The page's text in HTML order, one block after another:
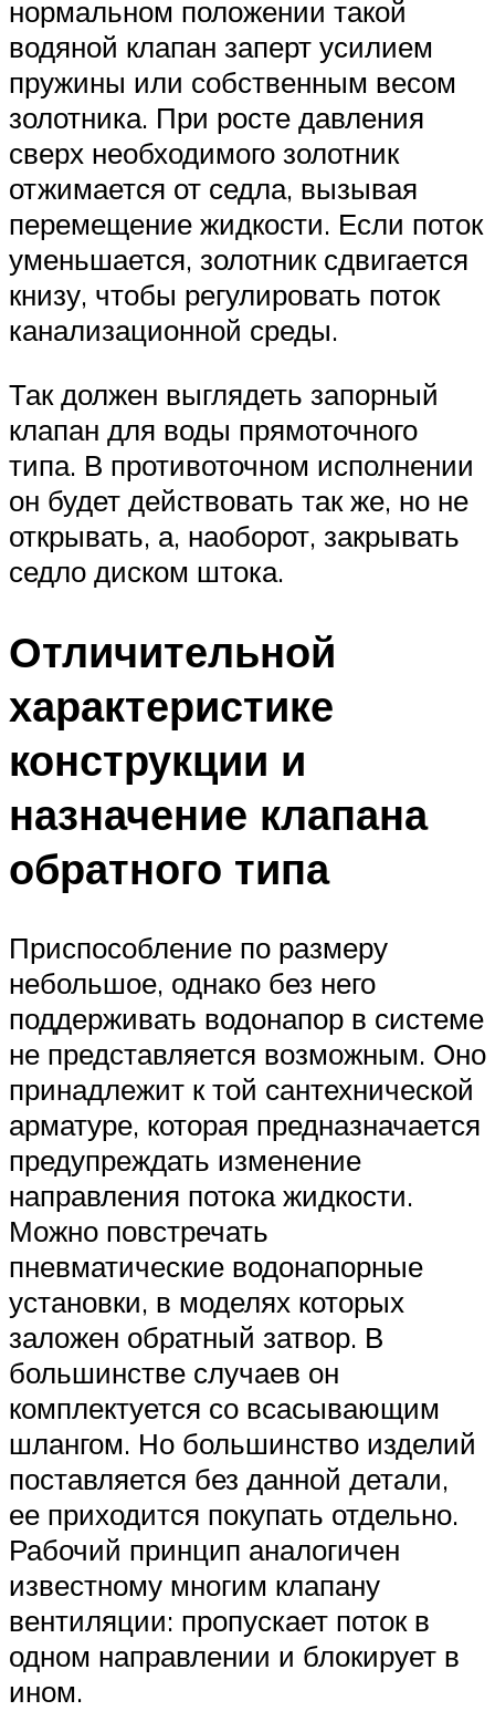
нормальном положении такой
водяной клапан заперт усилием
пружины или собственным весом
золотника. При росте давления
сверх необходимого золотник
отжимается от седла, вызывая
перемещение жидкости. Если поток
уменьшается, золотник сдвигается
книзу, чтобы регулировать поток
канализационной среды.
Так должен выглядеть запорный
клапан для воды прямоточного
типа. В противоточном исполнении
он будет действовать так же, но не
открывать, а, наоборот, закрывать
седло диском штока.
Отличительной
характеристике
конструкции и
назначение клапана
обратного типа
Приспособление по размеру
небольшое, однако без него
поддерживать водонапор в системе
не представляется возможным. Оно
принадлежит к той сантехнической
арматуре, которая предназначается
предупреждать изменение
направления потока жидкости.
Можно повстречать
пневматические водонапорные
установки, в моделях которых
заложен обратный затвор. В
большинстве случаев он
комплектуется со всасывающим
шлангом. Но большинство изделий
поставляется без данной детали,
ее приходится покупать отдельно.
Рабочий принцип аналогичен
известному многим клапану
вентиляции: пропускает поток в
одном направлении и блокирует в
ином.